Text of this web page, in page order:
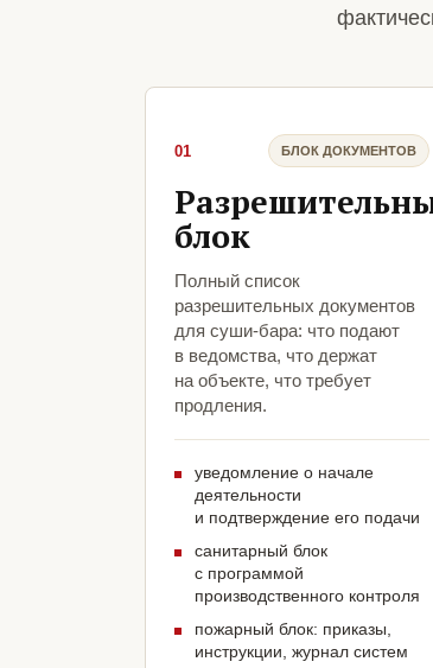
01 БЛОК ДОКУМЕНТОВ
блок
Полный список
разрешительных документов
для суши-бара: что подают
в ведомства, что держат
на объекте, что требует
продления.
уведомление о начале
деятельности
и подтверждение его подачи
санитарный блок
с программой
производственного контроля
пожарный блок: приказы,
инструкции, журнал систем